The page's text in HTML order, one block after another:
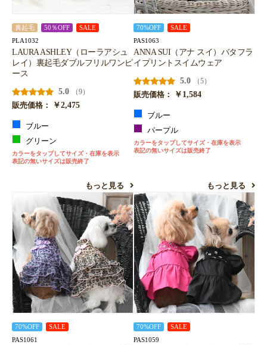
裏起毛 50％OFF SALE
PLA1032
LAURA ASHLEY（ローラアシュ
レイ）裏起毛ダブルフリルワンピ
ース
5.0
（9）
販売価格：
￥2,475
ブルー
グリーン
カラーをタップしてサイズ・在庫を表示
表記の無いサイズは販売終了
もっと見る
70%OFF SALE
PAS1063
ANNA SUI（アナ スイ）バタフラ
イプリントスイムウェア
5.0
（5）
販売価格：
￥1,584
ブルー
パープル
カラーをタップしてサイズ・在庫を表示
表記の無いサイズは販売終了
もっと見る
70%OFF SALE
PAS1061
70%OFF SALE
PAS1059